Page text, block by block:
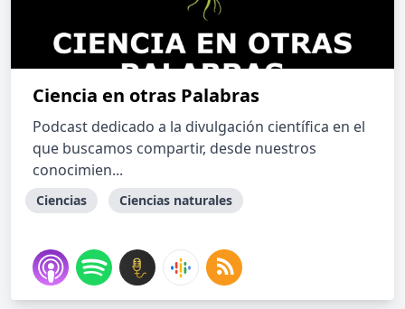
Ciencia en otras Palabras
Podcast dedicado a la divulgación científica en el
que buscamos compartir, desde nuestros
conocimien...
Ciencias Ciencias naturales